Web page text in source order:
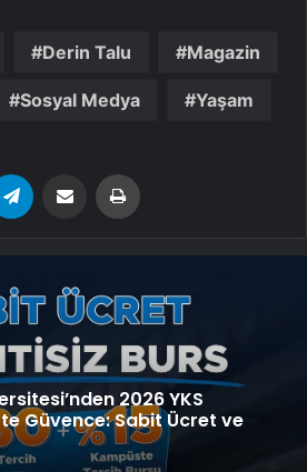
Derin Talu Magazin
Sosyal Medya Yaşam
Email'den paylaş
2026 YKS
Güvence: Sabit Ücret ve